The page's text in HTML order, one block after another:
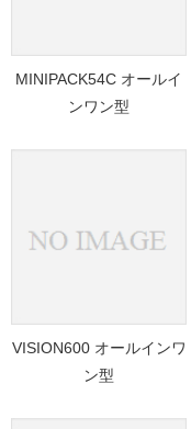
MINIPACK54C オールイ
ンワン型
VISION600 オールインワ
ン型